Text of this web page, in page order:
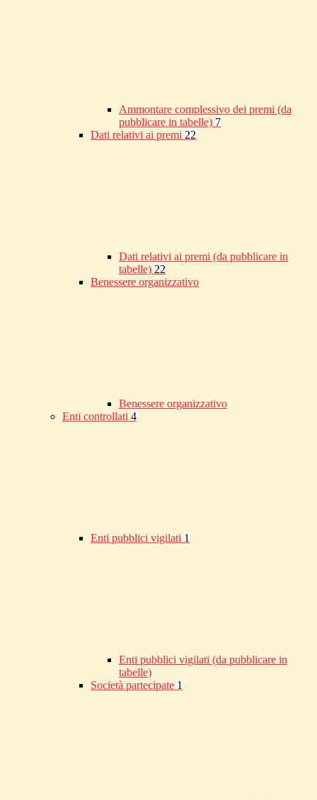
Ammontare complessivo dei premi (da
pubblicare in tabelle) 7
Dati relativi ai premi 22
Dati relativi ai premi (da pubblicare in
tabelle) 22
Benessere organizzativo
Benessere organizzativo
Enti controllati 4
Enti pubblici vigilati 1
Enti pubblici vigilati (da pubblicare in
tabelle)
Società partecipate 1